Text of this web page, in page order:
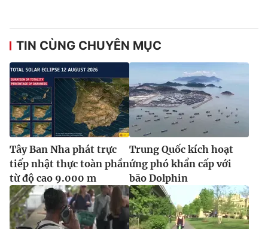
TIN CÙNG CHUYÊN MỤC
Tây Ban Nha phát trực
tiếp nhật thực toàn phần
từ độ cao 9.000 m
Trung Quốc kích hoạt
ứng phó khẩn cấp với
bão Dolphin